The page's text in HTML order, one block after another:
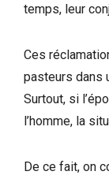
temps, leur
Ces
pasteurs dans
Surtout, si
l’homme, la
De ce fait, on